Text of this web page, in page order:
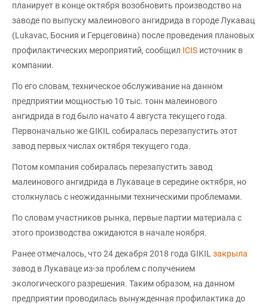
планирует в конце октября возобновить производство на
заводе по выпуску малеинового ангидрида в городе Лукавац
(Lukavac, Босния и Герцеговина) после проведения плановых
профилактических мероприятий, сообщил ICIS источник в
компании.
По его словам, техническое обслуживание на данном
предприятии мощностью 10 тыс. тонн малеинового
ангидрида в год было начато 4 августа текущего года.
Первоначально же GIKIL собиралась перезапустить этот
завод первых числах октября текущего года.
Потом компания собиралась перезапустить завод
малеинового ангидрида в Лукаваце в середине октября, но
столкнулась с неожиданными техническими проблемами.
По словам участников рынка, первые партии материала с
этого производства ожидаются в начале ноября.
Ранее отмечалось, что 24 декабря 2018 года GIKIL закрыла
завод в Лукаваце из-за проблем с получением
экологического разрешения. Таким образом, на данном
предприятии проводилась вынужденная профилактика до